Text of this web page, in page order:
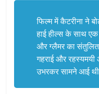
फिल्म में कैटरीना ने
हाई हील्स के साथ
और ग्लैमर का
गहराई और
उभरकर सामने आई